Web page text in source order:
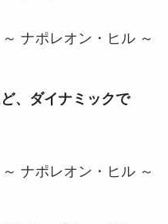
～ ナポレオン・ヒル ～
、ダイナミックで
～ ナポレオン・ヒル ～